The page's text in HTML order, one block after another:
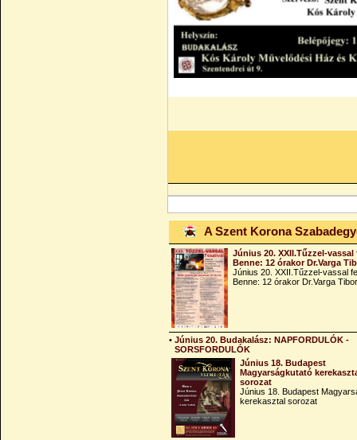
A Szent Korona
Június 20. XXII.Tűzzel-
Benne: 12 órakor Dr.Varga
Június 20. XXII.Tűzzel-vassal
Benne: 12 órakor Dr.Varga Tibor
• Június 20. Budakalász: NAPFORDULÓK -
SORSFORDULÓK
Június 18. Budapest
Magyarságkutató
sorozat
Június 18. Budapest
kerekasztal sorozat